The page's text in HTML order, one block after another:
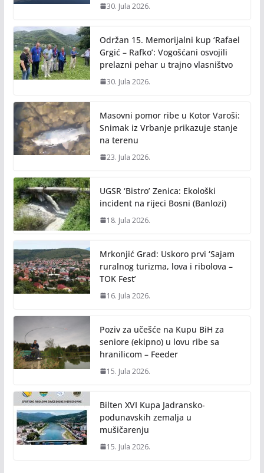
30. Jula 2026.
Održan 15. Memorijalni kup ‘Rafael
Grgić – Rafko’: Vogošćani osvojili
prelazni pehar u trajno vlasništvo
30. Jula 2026.
Masovni pomor ribe u Kotor Varoši:
Snimak iz Vrbanje prikazuje stanje
na terenu
23. Jula 2026.
UGSR ‘Bistro’ Zenica: Ekološki
incident na rijeci Bosni (Banlozi)
18. Jula 2026.
Mrkonjić Grad: Uskoro prvi ‘Sajam
ruralnog turizma, lova i ribolova –
TOK Fest’
16. Jula 2026.
Poziv za učešće na Kupu BiH za
seniore (ekipno) u lovu ribe sa
hranilicom – Feeder
15. Jula 2026.
Bilten XVI Kupa Jadransko-
podunavskih zemalja u
mušičarenju
15. Jula 2026.